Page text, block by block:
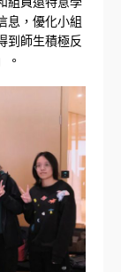
息，優化小組
到師生積極反
。